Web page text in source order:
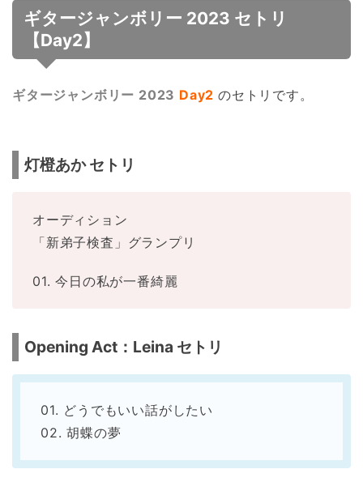
ギタージャンボリー 2023 セトリ
【Day2】
ギタージャンボリー 2023 Day2のセトリです。
灯橙あか セトリ
オーディション
「新弟子検査」グランプリ
01. 今日の私が一番綺麗
Opening Act：Leina セトリ
01. どうでもいい話がしたい
02. 胡蝶の夢